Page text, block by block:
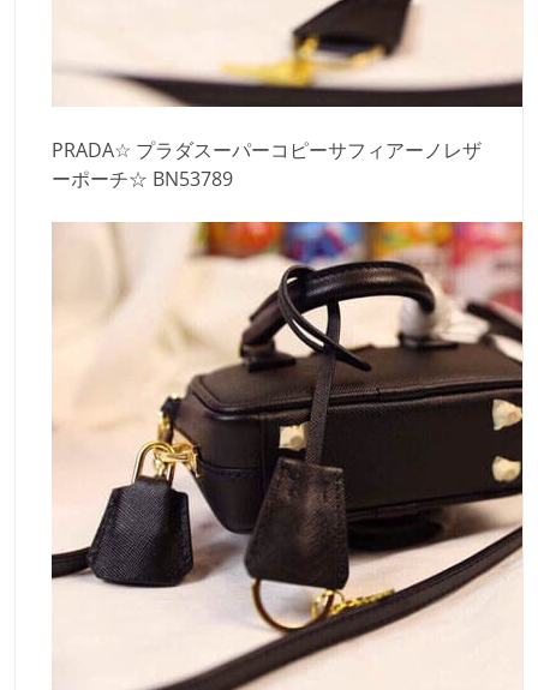
PRADA☆ プラダスーパーコピーサフィアーノレザ
ーポーチ☆ BN53789